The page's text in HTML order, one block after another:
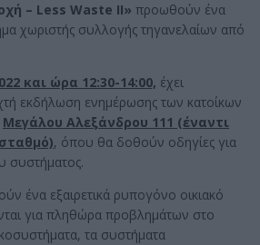
– Less Waste II» προωθούν ένα
χωριστής συλλογής τηγανελαίων από
και ώρα 12:30-14:00, έχει
εκδήλωση ενημέρωσης των κατοίκων
Μεγάλου Αλεξάνδρου 111 (έναντι
, όπου θα δοθούν οδηγίες για
συστήματος.
ένα εξαιρετικά ρυπογόνο οικιακό
για πληθώρα προβλημάτων στο
τα συστήματα